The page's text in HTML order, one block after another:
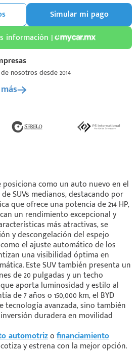
posiciona como un auto nuevo en el
SUVs medianos, destacando por
que ofrece una potencia de 214 HP,
un rendimiento excepcional y
más atractivas, se
y descongelación del espejo
el ajuste automático de los
una visibilidad óptima en
Este SUV también presenta un
de 20 pulgadas y un techo
aporta luminosidad y estilo al
de 7 años o 150,000 km, el BYD
tecnología avanzada, sino también
duradera en movilidad
automotrizofinanciamiento
y estrena con la mejor opción.
Simular mi pago
información |
nosotros desde 2014